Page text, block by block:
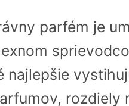
parfém je
najlepšie
rozdiely